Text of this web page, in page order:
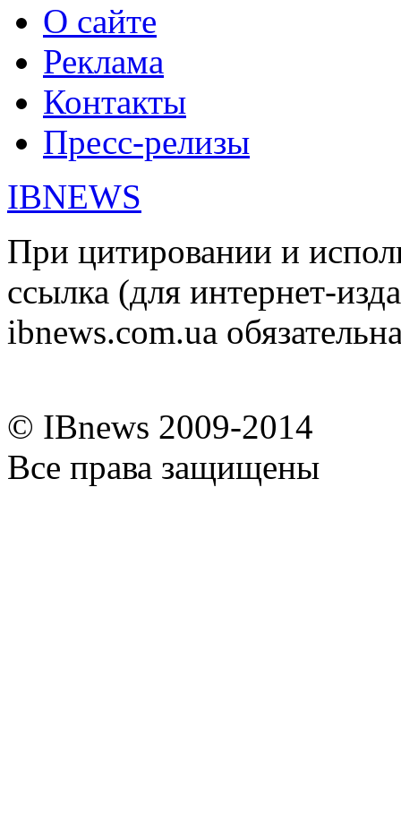
О сайте
Реклама
Контакты
Пресс-релизы
IBNEWS
При цитировании и
ссылка (для интернет-
ibnews.com.ua
© IBnews 2009-2014
Все права защищены